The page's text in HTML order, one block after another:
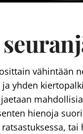
vähintään
yhden
hienoja
tai